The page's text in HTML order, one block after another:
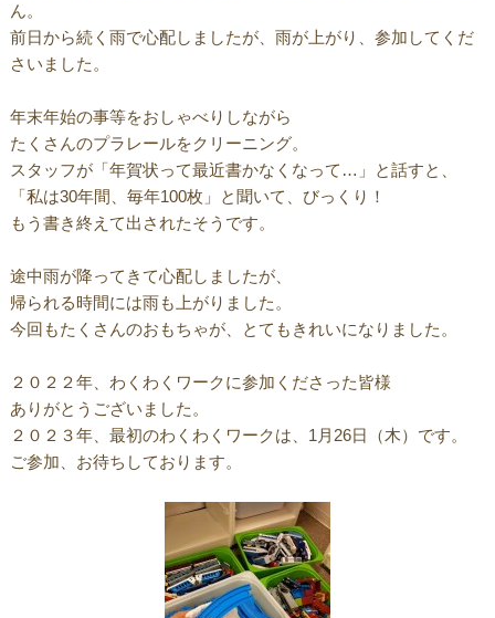
ん。
前日から続く雨で心配しましたが、雨が上がり、参加してくだ
さいました。
年末年始の事等をおしゃべりしながら
たくさんのプラレールをクリーニング。
スタッフが「年賀状って最近書かなくなって…」と話すと、
「私は30年間、毎年100枚」と聞いて、びっくり！
もう書き終えて出されたそうです。
途中雨が降ってきて心配しましたが、
帰られる時間には雨も上がりました。
今回もたくさんのおもちゃが、とてもきれいになりました。
２０２２年、わくわくワークに参加くださった皆様
ありがとうございました。
２０２３年、最初のわくわくワークは、1月26日（木）です。
ご参加、お待ちしております。